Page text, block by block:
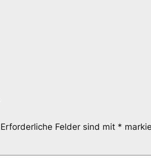
Erforderliche Felder sind mit *